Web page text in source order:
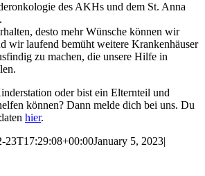
des AKHs und dem St. Anna
desto mehr Wünsche können wir
wir laufend bemüht weitere Krankenhäuser
zu machen, die unsere Hilfe in
oder bist ein Elternteil und
können? Dann melde dich bei uns. Du
hier.
23T17:29:08+00:00January 5, 2023|